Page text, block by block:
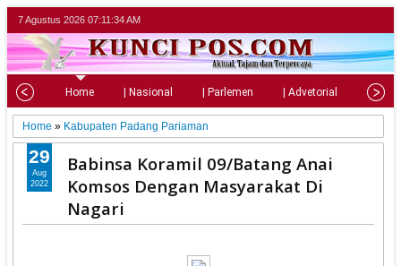
7 Agustus 2026 07:11:36 AM
Home | Nasional | Parlemen | Advetorial |
Home » Kabupaten Padang Pariaman
Babinsa Koramil 09/Batang Anai
Komsos Dengan Masyarakat Di
Nagari
29
Aug
2022